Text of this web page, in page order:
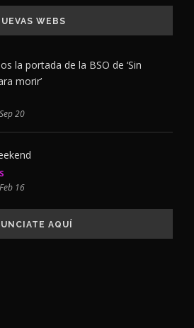
WEBS
la portada de la BSO de ‘Sin
morir’
20
16
AQUÍ